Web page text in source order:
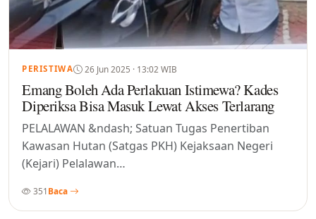
PERISTIWA 26 Jun 2025 · 13:02 WIB
Emang Boleh Ada Perlakuan Istimewa? Kades
Diperiksa Bisa Masuk Lewat Akses Terlarang
PELALAWAN &ndash; Satuan Tugas Penertiban
Kawasan Hutan (Satgas PKH) Kejaksaan Negeri
(Kejari) Pelalawan…
351Baca